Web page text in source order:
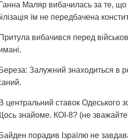
Маляр вибачилась за те, що
їм не передбачена
вибачився перед
Залужний знаходиться в
центральний ставок Одеського
знайоме. КОІ-8? (не
порадив Ізраїлю не